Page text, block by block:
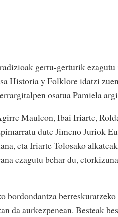
gertu-gerturik
Historia y Folklore idatzi
osatua Pamiela
Mauleon, Ibai Iriarte,
dute Jimeno Juriok
eta Iriarte Tolosako
ezagutu behar du,
bordondantza
da aurkezpenean. Besteak